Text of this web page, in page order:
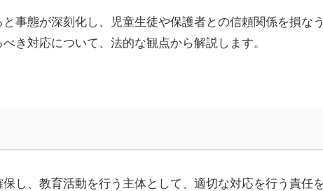
事態が深刻化し、児童生徒や保護者との信頼関係を損な
き対応について、法的な観点から解説します。
し、教育活動を行う主体として、適切な対応を行う責任を